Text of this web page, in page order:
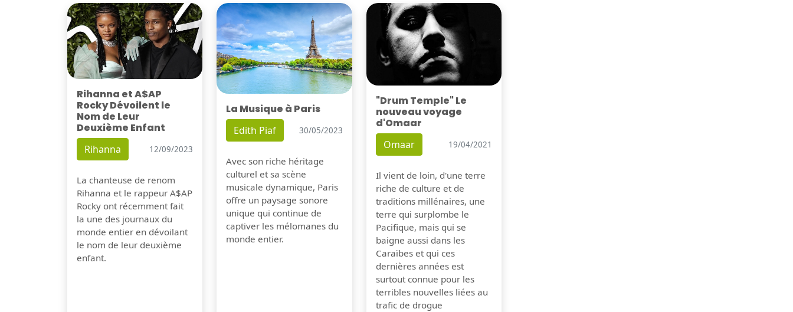
Rihanna et A$AP
Rocky Dévoilent le
Nom de Leur
Deuxième Enfant
Rihanna 12/09/2023
La chanteuse de renom
Rihanna et le rappeur A$AP
Rocky ont récemment fait
la une des journaux du
monde entier en dévoilant
le nom de leur deuxième
enfant.
La Musique à Paris
Edith Piaf 30/05/2023
Avec son riche héritage
culturel et sa scène
musicale dynamique, Paris
offre un paysage sonore
unique qui continue de
captiver les mélomanes du
monde entier.
"Drum Temple" Le
nouveau voyage
d'Omaar
Omaar 19/04/2021
Il vient de loin, d'une terre
riche de culture et de
traditions millénaires, une
terre qui surplombe le
Pacifique, mais qui se
baigne aussi dans les
Caraïbes et qui ces
dernières années est
surtout connue pour les
terribles nouvelles liées au
trafic de drogue